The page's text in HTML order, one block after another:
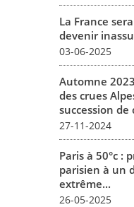
La France
devenir
03-06-2025
Automne
des crues
succession de
27-11-2024
Paris à 50°c :
parisien à un
extrême...
26-05-2025